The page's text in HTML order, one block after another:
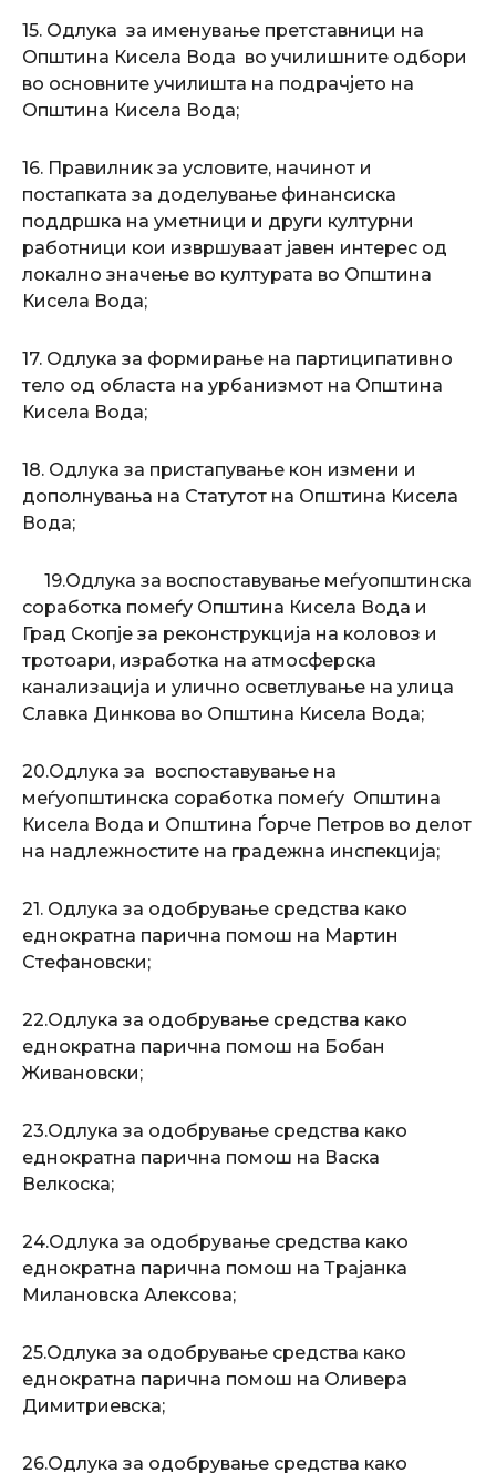
15. Одлука за именување претставници на
Општина Кисела Вода во училишните одбори
во основните училишта на подрачјето на
Општина Кисела Вода;
16. Правилник за условите, начинот и
постапката за доделување финансиска
поддршка на уметници и други културни
работници кои извршуваат јавен интерес од
локално значење во културата во Општина
Кисела Вода;
17. Одлука за формирање на партиципативно
тело од областа на урбанизмот на Општина
Кисела Вода;
18. Одлука за пристапување кон измени и
дополнувања на Статутот на Општина Кисела
Вода;
19.Одлука за воспоставување меѓуопштинска
соработка помеѓу Општина Кисела Вода и
Град Скопје за реконструкција на коловоз и
тротоари, изработка на атмосферска
канализација и улично осветлување на улица
Славка Динкова во Општина Кисела Вода;
20.Одлука за воспоставување на
меѓуопштинска соработка помеѓу Општина
Кисела Вода и Општина Ѓорче Петров во делот
на надлежностите на градежна инспекција;
21. Одлука за одобрување средства како
еднократна парична помош на Мартин
Стефановски;
22.Одлука за одобрување средства како
еднократна парична помош на Бобан
Живановски;
23.Одлука за одобрување средства како
еднократна парична помош на Васка
Велкоска;
24.Одлука за одобрување средства како
еднократна парична помош на Трајанка
Милановска Алексова;
25.Одлука за одобрување средства како
еднократна парична помош на Оливера
Димитриевска;
26.Одлука за одобрување средства како